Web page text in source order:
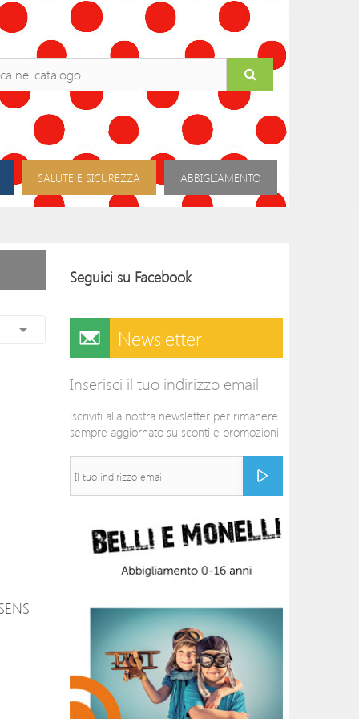
SALUTE E SICUREZZA ABBIGLIAMENTO

Seguici su Facebook
Newsletter
Inserisci il tuo indirizzo email
Iscriviti alla nostra newsletter per rimanere
sempre aggiornato su sconti e promozioni.